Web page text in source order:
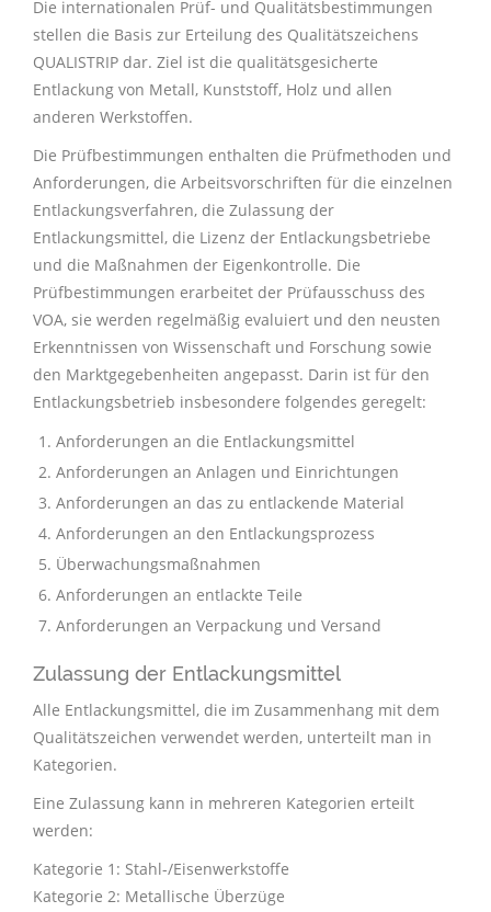
Die internationalen Prüf- und Qualitätsbestimmungen
stellen die Basis zur Erteilung des Qualitätszeichens
QUALISTRIP dar. Ziel ist die qualitätsgesicherte
Entlackung von Metall, Kunststoff, Holz und allen
anderen Werkstoffen.
Die Prüfbestimmungen enthalten die Prüfmethoden und
Anforderungen, die Arbeitsvorschriften für die einzelnen
Entlackungsverfahren, die Zulassung der
Entlackungsmittel, die Lizenz der Entlackungsbetriebe
und die Maßnahmen der Eigenkontrolle. Die
Prüfbestimmungen erarbeitet der Prüfausschuss des
VOA, sie werden regelmäßig evaluiert und den neusten
Erkenntnissen von Wissenschaft und Forschung sowie
den Marktgegebenheiten angepasst. Darin ist für den
Entlackungsbetrieb insbesondere folgendes geregelt:
Anforderungen an die Entlackungsmittel
Anforderungen an Anlagen und Einrichtungen
Anforderungen an das zu entlackende Material
Anforderungen an den Entlackungsprozess
Überwachungsmaßnahmen
Anforderungen an entlackte Teile
Anforderungen an Verpackung und Versand
Zulassung der Entlackungsmittel
Alle Entlackungsmittel, die im Zusammenhang mit dem
Qualitätszeichen verwendet werden, unterteilt man in
Kategorien.
Eine Zulassung kann in mehreren Kategorien erteilt
werden:
Kategorie 1: Stahl-/Eisenwerkstoffe
Kategorie 2: Metallische Überzüge